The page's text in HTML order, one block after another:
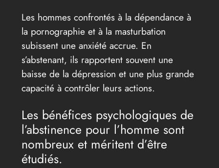
Les hommes confrontés à la dépendance à
la pornographie et à la masturbation
subissent une anxiété accrue. En
s’abstenant, ils rapportent souvent une
baisse de la dépression et une plus grande
capacité à contrôler leurs actions.
Les bénéfices psychologiques de
l’abstinence pour l’homme sont
nombreux et méritent d’être
étudiés.